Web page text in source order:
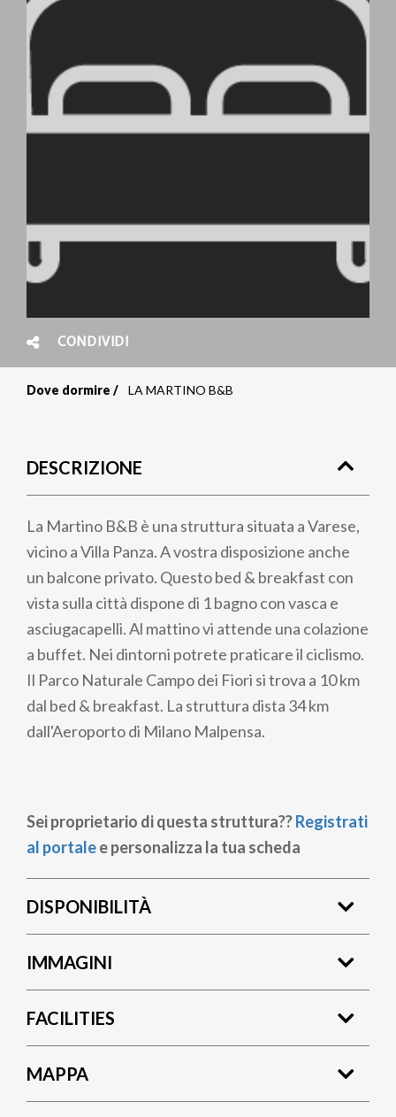
CONDIVIDI
pane
Dove dormire LA MARTINO B&B
DESCRIZIONE
La Martino B&B è una struttura situata a Varese,
vicino a Villa Panza. A vostra disposizione anche
un balcone privato. Questo bed & breakfast con
vista sulla città dispone di 1 bagno con vasca e
asciugacapelli. Al mattino vi attende una colazione
a buffet. Nei dintorni potrete praticare il ciclismo.
Il Parco Naturale Campo dei Fiori si trova a 10 km
dal bed & breakfast. La struttura dista 34 km
dall'Aeroporto di Milano Malpensa.
Sei proprietario di questa struttura??Registrati
al portalee personalizza la tua scheda
DISPONIBILITÀ
IMMAGINI
FACILITIES
MAPPA